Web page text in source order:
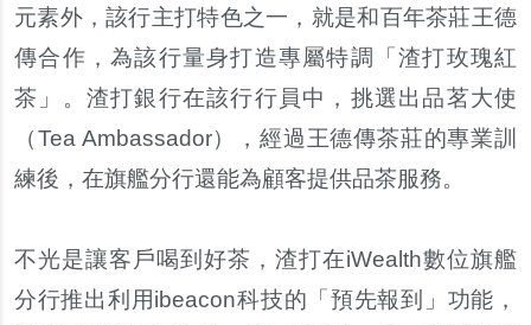
元素外，該行主打特色之一，就是和百年茶莊王德
傳合作，為該行量身打造專屬特調「渣打玫瑰紅
茶」。渣打銀行在該行行員中，挑選出品茗大使
（Tea Ambassador），經過王德傳茶莊的專業訓
練後，在旗艦分行還能為顧客提供品茶服務。
不光是讓客戶喝到好茶，渣打在iWealth數位旗艦
分行推出利用ibeacon科技的「預先報到」功能，